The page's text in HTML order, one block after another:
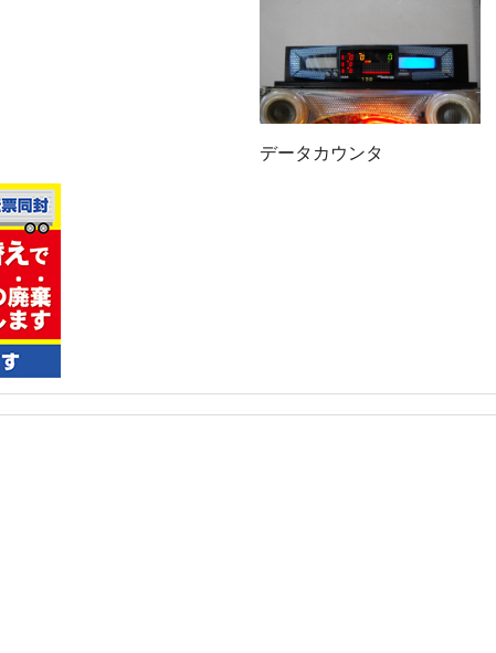
データカウンタ